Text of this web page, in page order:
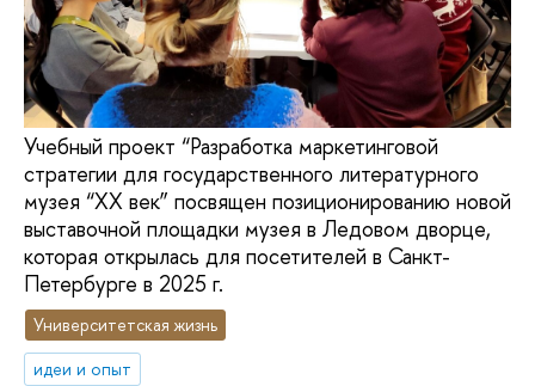
Учебный проект “Разработка маркетинговой
стратегии для государственного литературного
музея “XX век” посвящен позиционированию новой
выставочной площадки музея в Ледовом дворце,
которая открылась для посетителей в Санкт-
Петербурге в 2025 г.
Университетская жизнь
идеи и опыт